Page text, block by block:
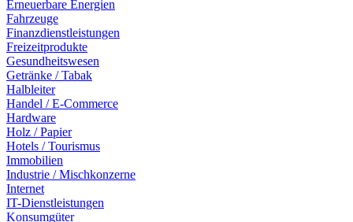
Erneuerbare Energien
Fahrzeuge
Finanzdienstleistungen
Freizeitprodukte
Gesundheitswesen
Getränke / Tabak
Halbleiter
Handel / E-Commerce
Hardware
Holz / Papier
Hotels / Tourismus
Immobilien
Industrie / Mischkonzerne
Internet
IT-Dienstleistungen
Konsumgüter